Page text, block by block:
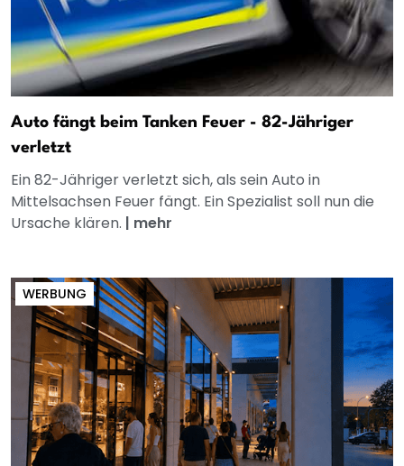
Auto fängt beim Tanken Feuer - 82-Jähriger
verletzt
Ein 82-Jähriger verletzt sich, als sein Auto in
Mittelsachsen Feuer fängt. Ein Spezialist soll nun die
Ursache klären. | mehr
WERBUNG